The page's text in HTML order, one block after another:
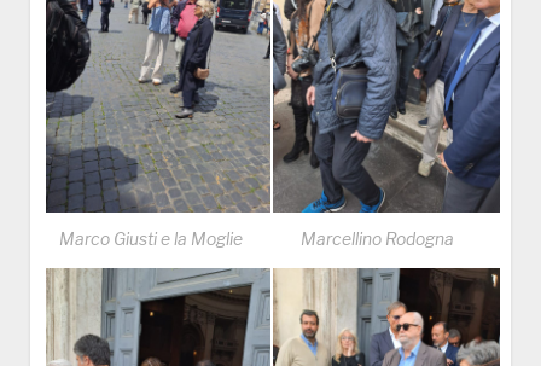
Marco Giusti e la Moglie Marcellino Rodogna